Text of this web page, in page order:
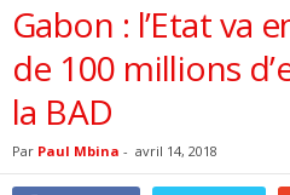
Gabon : l’Etat va
de 100 millions
la BAD
Par Paul Mbina - avril 14, 2018